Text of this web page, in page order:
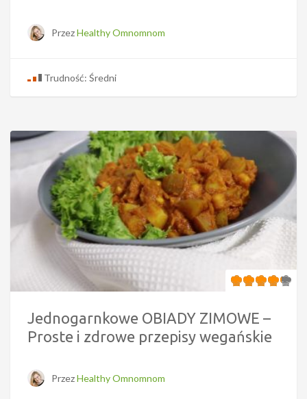
PrzezHealthy Omnomnom
Trudność: Średni
Jednogarnkowe OBIADY ZIMOWE –
Proste i zdrowe przepisy wegańskie
PrzezHealthy Omnomnom